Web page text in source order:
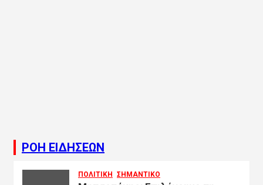
ΡΟΗ ΕΙΔΗΣΕΩΝ
ΠΟΛΙΤΙΚΗ ΣΗΜΑΝΤΙΚΟ